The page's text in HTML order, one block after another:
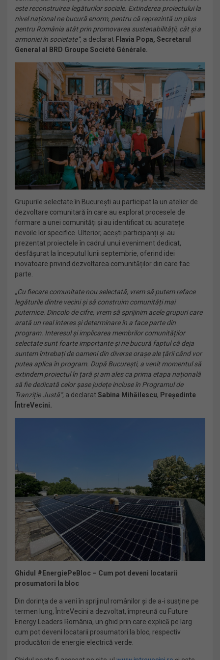
este reconstruirea legăturilor sociale. Extinderea proiectului la
nivel național ne bucură enorm, pentru că reprezintă un plus
pentru România atât prin promovarea sustenabilității, cât și a
armoniei în societate”, a declarat Flavia Popa, Secretarul
General al BRD Groupe Société Générale.
Grupurile selectate în București au participat la un atelier de
dezvoltare comunitară în care au explorat procesele de
formare a unei comunități și au identificat cu acuratețe
nevoile lor specifice. Ulterior, acești participanți și-au
prezentat proiectele în cadrul unui eveniment dedicat,
desfășurat la începutul lunii septembrie, oferind idei
inovatoare privind dezvoltarea comunităților din care fac
parte.
„Cu fiecare comunitate nou selectată, vrem să putem reface
legăturile dintre vecini și să construim comunități mai
puternice. Dincolo de cifre, vrem să sprijinim acele grupuri care
arată un real interes și determinare în a face parte din
program. Interesul și implicarea membrilor comunităților
selectate sunt foarte importante și ne bucură faptul că deja
suntem întrebați de oameni din diverse orașe ale țării când vor
putea aplica în program. După București, a venit momentul să
extindem proiectul în țară și am ales ca prima etapa națională
să fie dedicată celor șase județe incluse în Programul de
Tranziție Justă”, a declaratSabina Mihăilescu, Președinte
ÎntreVecini.
Ghidul #EnergiePeBloc – Cum pot deveni locatarii
prosumatori la bloc
Din dorința de a veni în sprijinul românilor și de a-i susține pe
termen lung, ÎntreVecini a dezvoltat, împreună cu Future
Energy Leaders România, un ghid prin care explică pe larg
cum pot deveni locatarii prosumatori la bloc, respectiv
producători de energie electrică verde.